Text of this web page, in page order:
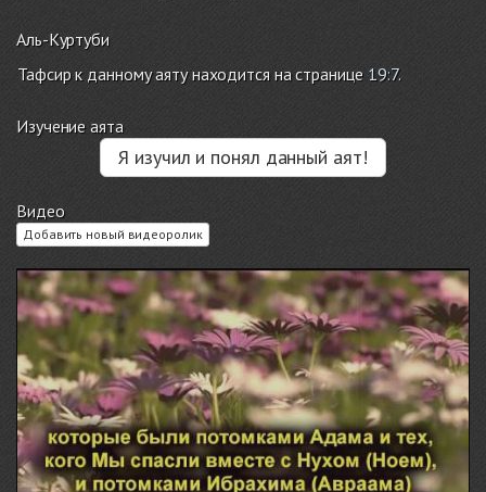
Аль-Куртуби
Тафсир к данному аяту находится на странице 19:7.
Изучение аята
Я изучил и понял данный аят!
Видео
Добавить новый видеоролик